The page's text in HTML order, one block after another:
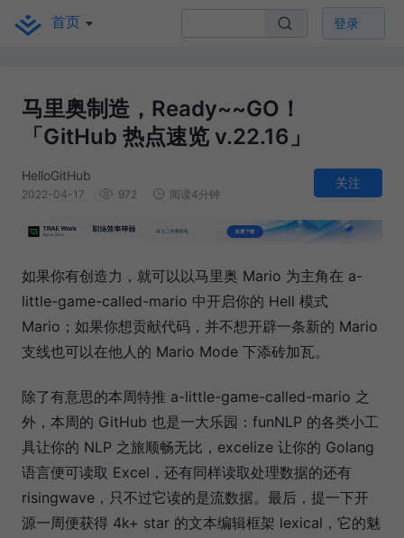
首页 登录
马里奥制造，Ready~~GO！
「GitHub 热点速览 v.22.16」
HelloGitHub
2022-04-17 972 阅读4分钟
关注
如果你有创造力，就可以以马里奥 Mario 为主角在 a-
little-game-called-mario 中开启你的 Hell 模式
Mario；如果你想贡献代码，并不想开辟一条新的 Mario
支线也可以在他人的 Mario Mode 下添砖加瓦。
除了有意思的本周特推 a-little-game-called-mario 之
外，本周的 GitHub 也是一大乐园：funNLP 的各类小工
具让你的 NLP 之旅顺畅无比，excelize 让你的 Golang
语言便可读取 Excel，还有同样读取处理数据的还有
risingwave，只不过它读的是流数据。最后，提一下开
源一周便获得 4k+ star 的文本编辑框架 lexical，它的魅